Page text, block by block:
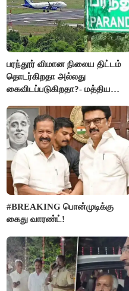
பரந்தூர் விமான நிலைய திட்டம்
தொடர்கிறதா அல்லது
கைவிடப்படுகிறதா?- மத்திய
#BREAKING பொன்முடிக்கு
கைது வாரண்ட்!